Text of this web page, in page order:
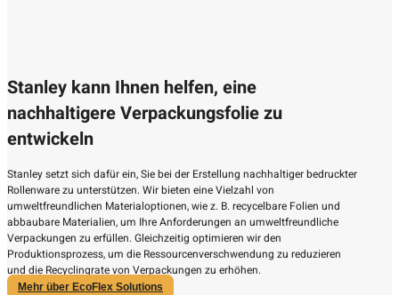
Stanley kann Ihnen helfen, eine
nachhaltigere Verpackungsfolie zu
entwickeln
Stanley setzt sich dafür ein, Sie bei der Erstellung nachhaltiger bedruckter
Rollenware zu unterstützen. Wir bieten eine Vielzahl von
umweltfreundlichen Materialoptionen, wie z. B. recycelbare Folien und
abbaubare Materialien, um Ihre Anforderungen an umweltfreundliche
Verpackungen zu erfüllen. Gleichzeitig optimieren wir den
Produktionsprozess, um die Ressourcenverschwendung zu reduzieren
und die Recyclingrate von Verpackungen zu erhöhen.
Mehr über EcoFlex Solutions